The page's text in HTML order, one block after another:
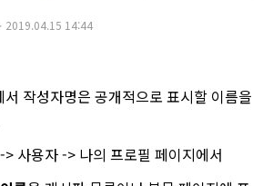
2019.04.15 14:44
작성자명은 공개적으로 표시할 이름을
사용자 -> 나의 프로필 페이지에서